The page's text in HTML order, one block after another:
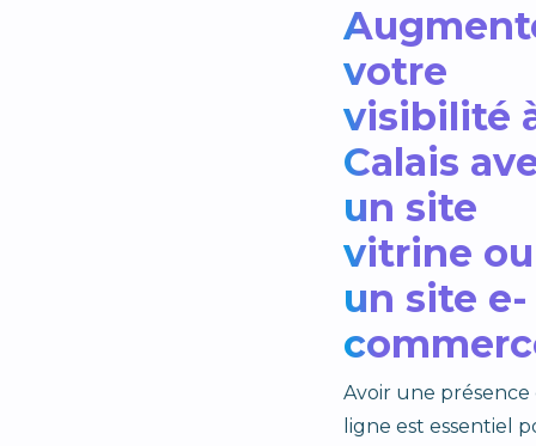
votre
visibilité
Calais
un site
vitrine ou
un site e-
Avoir une présence
ligne est essentiel